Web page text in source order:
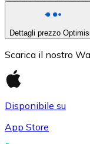
Dettagli prezzo
Scarica il nostro
Disponibile su
App Store